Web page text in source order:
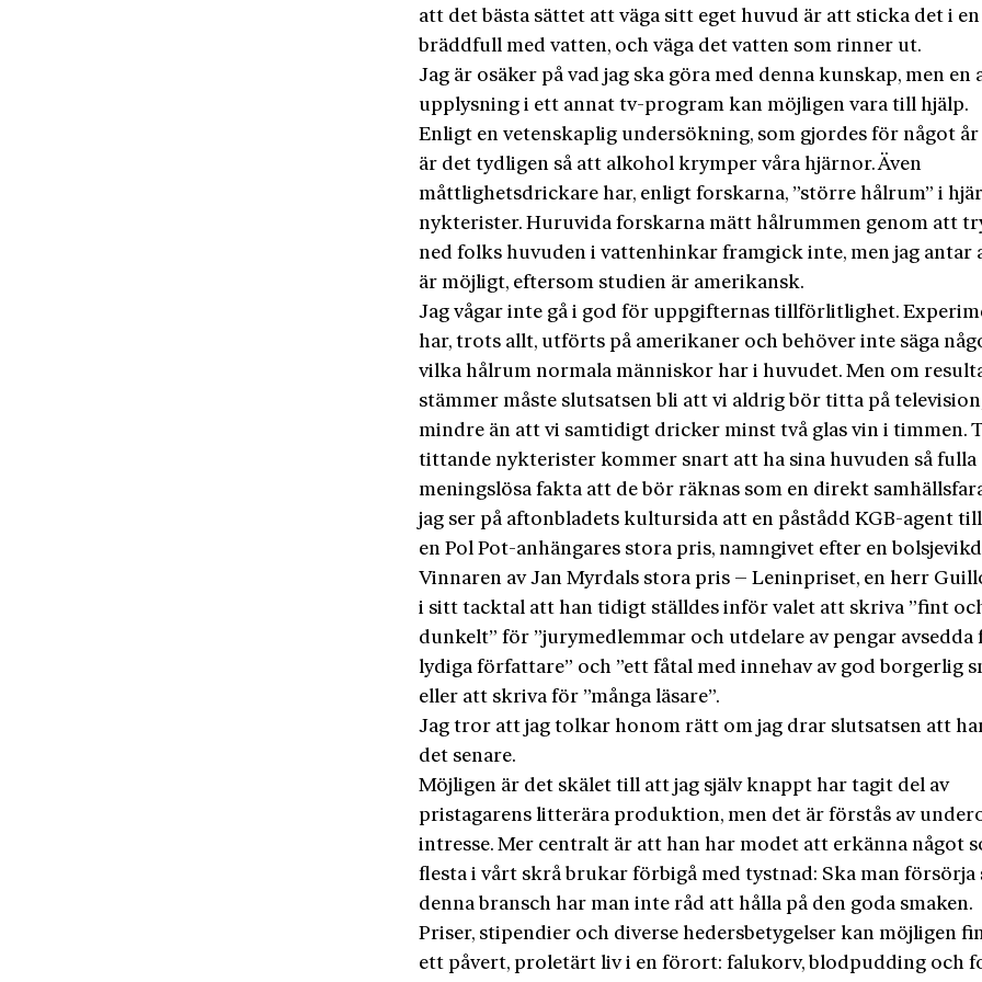
att det bästa sättet att väga sitt eget huvud är att sticka det i
bräddfull med vatten, och väga det vatten som rinner ut.
Jag är osäker på vad jag ska göra med denna kunskap, men en
upplysning i ett annat tv-program kan möjligen vara till hjälp.
Enligt en vetenskaplig undersökning, som gjordes för något år
är det tydligen så att alkohol krymper våra hjärnor. Även
måttlighetsdrickare har, enligt forskarna, ”större hålrum” i
nykterister. Huruvida forskarna mätt hålrummen genom att
ned folks huvuden i vattenhinkar framgick inte, men jag antar
är möjligt, eftersom studien är amerikansk.
Jag vågar inte gå i god för uppgifternas tillförlitlighet.
har, trots allt, utförts på amerikaner och behöver inte säga
vilka hålrum normala människor har i huvudet. Men om
stämmer måste slutsatsen bli att vi aldrig bör titta på
mindre än att vi samtidigt dricker minst två glas vin i timmen.
tittande nykterister kommer snart att ha sina huvuden så fulla
meningslösa fakta att de bör räknas som en direkt
jag ser på aftonbladets kultursida att en påstådd KGB-agent
en Pol Pot-anhängares stora pris, namngivet efter en
Vinnaren av Jan Myrdals stora pris – Leninpriset, en herr
i sitt tacktal att han tidigt ställdes inför valet att skriva ”fint
dunkelt” för ”jurymedlemmar och utdelare av pengar avsedda
lydiga författare” och ”ett fåtal med innehav av god borgerlig
eller att skriva för ”många läsare”.
Jag tror att jag tolkar honom rätt om jag drar slutsatsen att
det senare.
Möjligen är det skälet till att jag själv knappt har tagit del av
pristagarens litterära produktion, men det är förstås av
intresse. Mer centralt är att han har modet att erkänna något
flesta i vårt skrå brukar förbigå med tystnad: Ska man försörja
denna bransch har man inte råd att hålla på den goda smaken.
Priser, stipendier och diverse hedersbetygelser kan möjligen
ett påvert, proletärt liv i en förort: falukorv, blodpudding och